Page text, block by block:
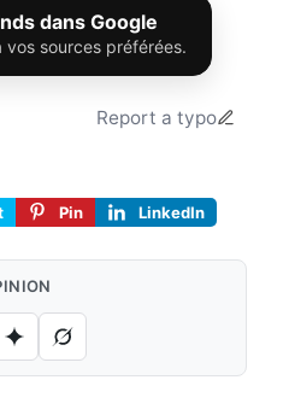
dans Google
vos sources préférées.
Report a typo
Pin LinkedIn